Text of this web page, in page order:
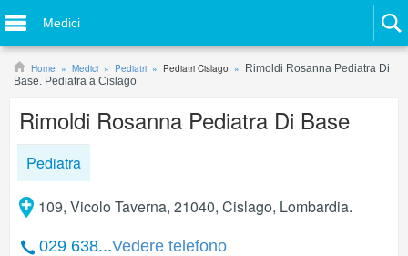
Medici
Home Medici Pediatri Pediatri Cislago
Rimoldi Rosanna Pediatra Di
Base. Pediatra a Cislago
Rimoldi Rosanna Pediatra Di Base
Pediatra
109, Vicolo Taverna, 21040, Cislago, Lombardia.
029 638...Vedere telefono